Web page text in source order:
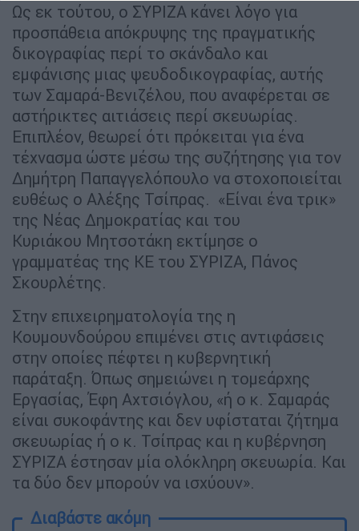
Ως εκ τούτου, ο ΣΥΡΙΖΑ κάνει λόγο για
προσπάθεια απόκρυψης της πραγματικής
δικογραφίας περί το σκάνδαλο και
εμφάνισης μιας ψευδοδικογραφίας, αυτής
των Σαμαρά-Βενιζέλου, που αναφέρεται σε
αστήρικτες αιτιάσεις περί σκευωρίας.
Επιπλέον, θεωρεί ότι πρόκειται για ένα
τέχνασμα ώστε μέσω της συζήτησης για τον
Δημήτρη Παπαγγελόπουλο να στοχοποιείται
ευθέως ο Αλέξης Τσίπρας. «Είναι ένα τρικ»
της Νέας Δημοκρατίας και του
Κυριάκου Μητσοτάκη εκτίμησε ο
γραμματέας της ΚΕ του ΣΥΡΙΖΑ, Πάνος
Σκουρλέτης.
Στην επιχειρηματολογία της η
Κουμουνδούρου επιμένει στις αντιφάσεις
στην οποίες πέφτει η κυβερνητική
παράταξη. Όπως σημειώνει η τομεάρχης
Εργασίας, Έφη Αχτσιόγλου, «ή ο κ. Σαμαράς
είναι συκοφάντης και δεν υφίσταται ζήτημα
σκευωρίας ή ο κ. Τσίπρας και η κυβέρνηση
ΣΥΡΙΖΑ έστησαν μία ολόκληρη σκευωρία. Και
τα δύο δεν μπορούν να ισχύουν».
Διαβάστε ακόμη